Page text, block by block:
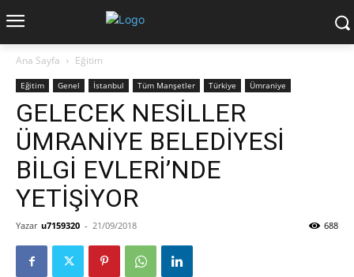
Ana Sayfa Eğitim
Eğitim Genel İstanbul Tüm Manşetler Türkiye Ümraniye
GELECEK NESİLLER
ÜMRANİYE BELEDİYESİ
BİLGİ EVLERİ’NDE
YETİŞİYOR
Yazar u7159320 - 21/09/2018 688